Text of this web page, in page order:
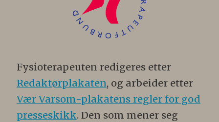
Fysioterapeuten redigeres etter
Redaktørplakaten, og arbeider etter
Vær Varsom-plakatens regler for god
presseskikk. Den som mener seg